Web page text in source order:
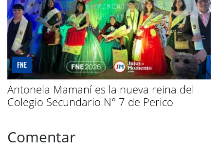
FNE
Antonela Mamaní es la nueva reina del
Colegio Secundario N° 7 de Perico
Comentar